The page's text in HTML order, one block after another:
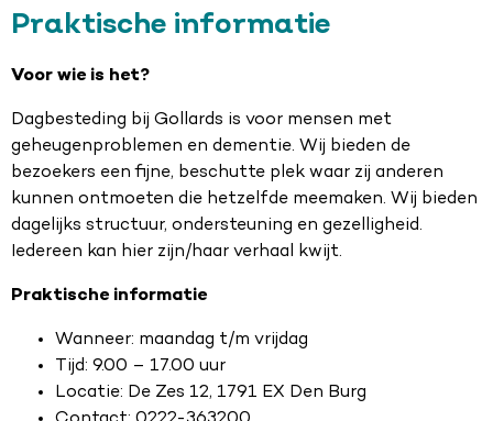
Praktische informatie
Voor wie is het?
Dagbesteding bij Gollards is voor mensen met
geheugenproblemen en dementie. Wij bieden de
bezoekers een fijne, beschutte plek waar zij anderen
kunnen ontmoeten die hetzelfde meemaken. Wij bieden
dagelijks structuur, ondersteuning en gezelligheid.
Iedereen kan hier zijn/haar verhaal kwijt.
Praktische informatie
Wanneer: maandag t/m vrijdag
Tijd: 9.00 – 17.00 uur
Locatie: De Zes 12, 1791 EX Den Burg